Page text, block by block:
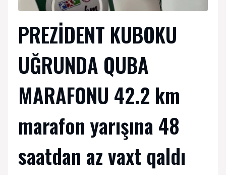
PREZİDENT KUBOKU
UĞRUNDA QUBA
MARAFONU 42.2 km
marafon yarışına 48
saatdan az vaxt qaldı